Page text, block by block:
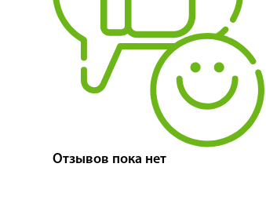
Отзывов пока нет